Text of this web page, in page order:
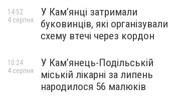
У Кам’янці затримали
буковинців, які організували
схему втечі через кордон
14:52
4 серпня
У Кам’янець-Подільській
міській лікарні за липень
народилося 56 малюків
10:24
4 серпня